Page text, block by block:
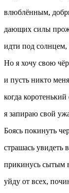
влюблённым,
дающих силы
идти под солнцем,
Но я хочу свою
и пусть никто
когда
я запираю свой
Боясь покинуть
страшась увидеть
прикинусь сытым
уйду от всех,